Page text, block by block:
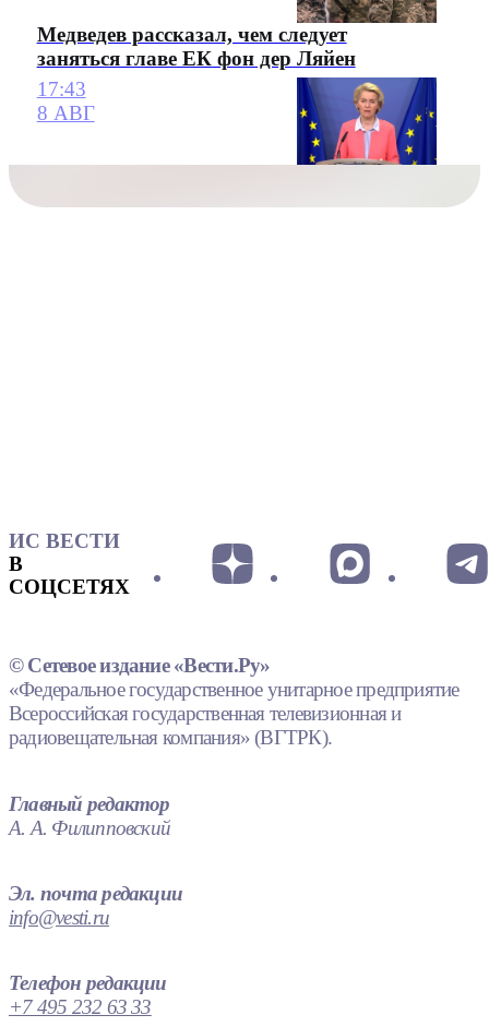
Медведев рассказал, чем следует
заняться главе ЕК фон дер Ляйен
17:43
8 АВГ
ИС ВЕСТИ
В
СОЦСЕТЯХ
© Сетевое издание «Вести.Ру»
«Федеральное государственное унитарное предприятие
Всероссийская государственная телевизионная и
радиовещательная компания» (ВГТРК).
Главный редактор
А. А. Филипповский
Эл. почта редакции
info@vesti.ru
Телефон редакции
+7 495 232 63 33